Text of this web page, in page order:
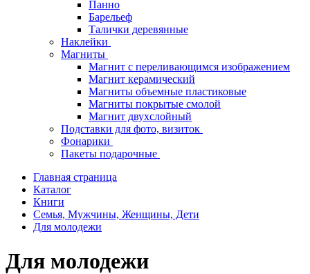
Панно
Барельеф
Талички деревянные
Наклейки
Магниты
Магнит с переливающимся изображением
Магнит керамический
Магниты объемные пластиковые
Магниты покрытые смолой
Магнит двухслойный
Подставки для фото, визиток
Фонарики
Пакеты подарочные
Главная страница
Каталог
Книги
Семья, Мужчины, Женщины, Дети
Для молодежи
Для молодежи